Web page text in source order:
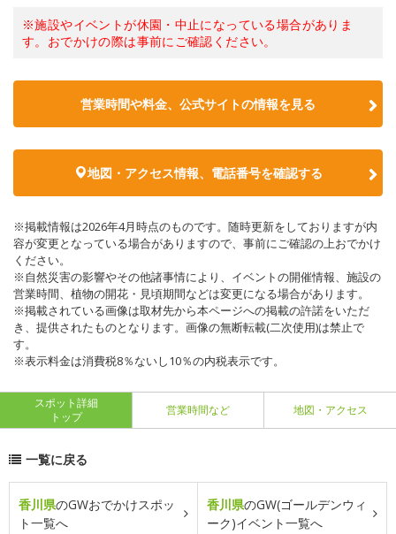
※施設やイベントが休園・中止になっている場合がありま
す。おでかけの際は事前にご確認ください。
営業時間や料金、公式サイトの情報を見る
地図・アクセス情報、電話番号を確認する
※掲載情報は2026年4月時点のものです。随時更新をしておりますが内
容が変更となっている場合がありますので、事前にご確認の上おでかけ
ください。
※自然災害の影響やその他諸事情により、イベントの開催情報、施設の
営業時間、植物の開花・見頃期間などは変更になる場合があります。
※掲載されている画像は取材先から本ページへの掲載の許諾をいただ
き、提供されたものとなります。画像の無断転載(二次使用)は禁止で
す。
※表示料金は消費税8％ないし10％の内税表示です。
スポット詳細
トップ
営業時間など 地図・アクセス
一覧に戻る
香川県のGWおでかけスポッ
ト一覧へ
香川県のGW(ゴールデンウィ
ーク)イベント一覧へ